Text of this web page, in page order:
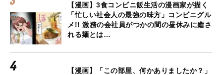
【漫画】3食コンビニ飯生活の漫画家が描く
「忙しい社会人の最強の味方」コンビニグル
メ!! 激務の会社員がつかの間の昼休みに癒さ
れる麺とは…
【漫画】「この部屋、何かありましたか？」